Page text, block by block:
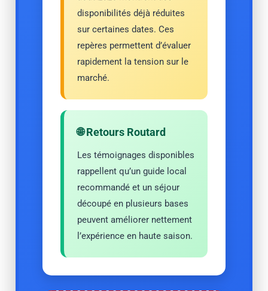
disponibilités déjà réduites
sur certaines dates. Ces
repères permettent d’évaluer
rapidement la tension sur le
marché.
🌐 Retours Routard
Les témoignages disponibles
rappellent qu’un guide local
recommandé et un séjour
découpé en plusieurs bases
peuvent améliorer nettement
l’expérience en haute saison.